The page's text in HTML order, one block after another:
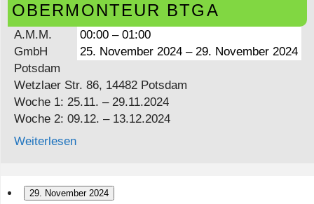
BTGA
OBERMONTEUR BTGA
00:00 –01:00
25. November 2024 – 29. November 2024
A.M.M.
GmbH
Potsdam
Wetzlaer Str. 86, 14482 Potsdam
Woche 1: 25.11. – 29.11.2024
Woche 2: 09.12. – 13.12.2024
Weiterlesen
29. November 2024